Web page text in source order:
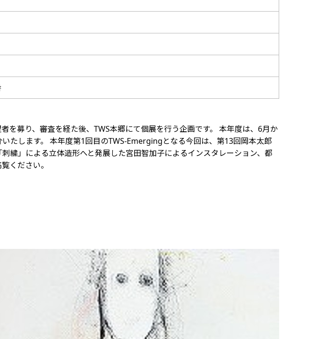
募り、審査を経た後、TWS本郷にて個展を行う企画です。 本年度は、6月か
たします。 本年度第1回目のTWS-Emergingとなる今回は、第13回岡本太郎
繍」による立体造形へと発展した宮田智加子によるインスタレーション、都
ください。